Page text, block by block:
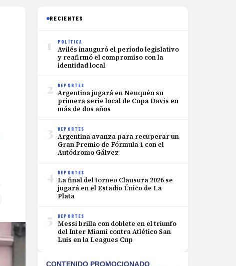
RECIENTES
1 POLÍTICA
Avilés inauguró el período legislativo
y reafirmó el compromiso con la
identidad local
2 DEPORTES
Argentina jugará en Neuquén su
primera serie local de Copa Davis en
más de dos años
3 DEPORTES
Argentina avanza para recuperar un
Gran Premio de Fórmula 1 con el
Autódromo Gálvez
4 DEPORTES
La final del torneo Clausura 2026 se
jugará en el Estadio Único de La
Plata
5 DEPORTES
Messi brilla con doblete en el triunfo
del Inter Miami contra Atlético San
Luis en la Leagues Cup